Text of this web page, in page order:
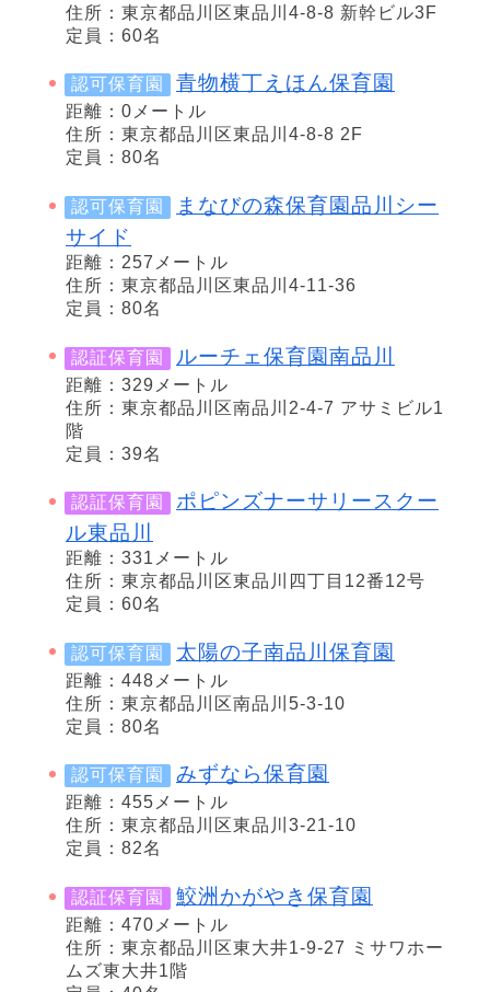
住所：東京都品川区東品川4-8-8 新幹ビル3F
定員：60名
認可保育園 青物横丁えほん保育園
距離：0メートル
住所：東京都品川区東品川4-8-8 2F
定員：80名
認可保育園
まなびの森保育園品川シー
サイド
距離：257メートル
住所：東京都品川区東品川4-11-36
定員：80名
認証保育園 ルーチェ保育園南品川
距離：329メートル
住所：東京都品川区南品川2-4-7 アサミビル1
階
定員：39名
認証保育園
ポピンズナーサリースクー
ル東品川
距離：331メートル
住所：東京都品川区東品川四丁目12番12号
定員：60名
認可保育園 太陽の子南品川保育園
距離：448メートル
住所：東京都品川区南品川5-3-10
定員：80名
認可保育園 みずなら保育園
距離：455メートル
住所：東京都品川区東品川3-21-10
定員：82名
認証保育園 鮫洲かがやき保育園
距離：470メートル
住所：東京都品川区東大井1-9-27 ミサワホー
ムズ東大井1階